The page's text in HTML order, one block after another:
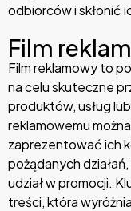
odbiorców i skłonić
Film
Film reklamowy to
na celu skuteczne
produktów, usług
reklamowemu
zaprezentować ich
pożądanych
udział w promocji.
treści, która